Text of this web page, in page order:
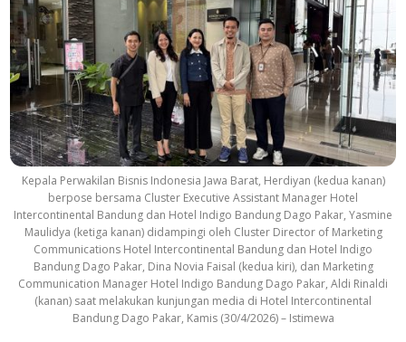
Kepala Perwakilan Bisnis Indonesia Jawa Barat, Herdiyan (kedua kanan)
berpose bersama Cluster Executive Assistant Manager Hotel
Intercontinental Bandung dan Hotel Indigo Bandung Dago Pakar, Yasmine
Maulidya (ketiga kanan) didampingi oleh Cluster Director of Marketing
Communications Hotel Intercontinental Bandung dan Hotel Indigo
Bandung Dago Pakar, Dina Novia Faisal (kedua kiri), dan Marketing
Communication Manager Hotel Indigo Bandung Dago Pakar, Aldi Rinaldi
(kanan) saat melakukan kunjungan media di Hotel Intercontinental
Bandung Dago Pakar, Kamis (30/4/2026) – Istimewa